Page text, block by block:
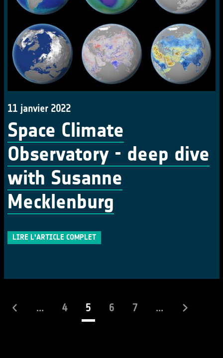
11 janvier 2022
Space Climate
Observatory - deep dive
with Susanne
Mecklenburg
LIRE L'ARTICLE COMPLET
... 4 5(actuel)
6 7 ...